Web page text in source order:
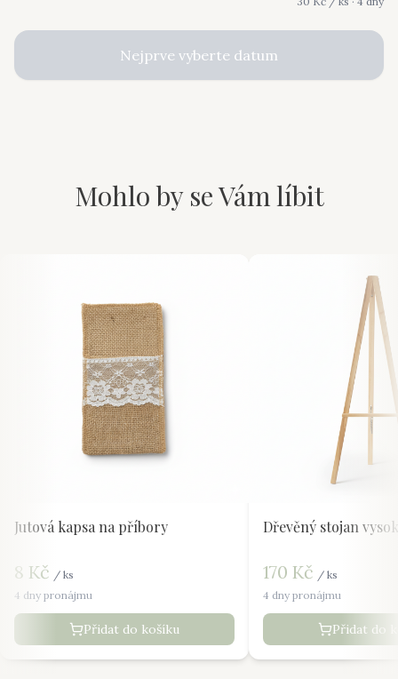
Nejprve vyberte datum
Mohlo by se Vám líbit
Jutová kapsa na příbory
8 Kč / ks
4 dny pronájmu
Přidat do košíku
Dřevěný stojan
170 Kč / ks
4 dny pronájmu
Přidat do